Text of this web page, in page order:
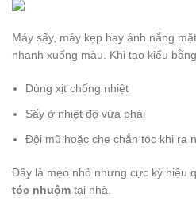
Máy sấy, máy kẹp hay ánh nắng
nhanh xuống màu. Khi tạo kiểu
Dùng xịt chống nhiệt
Sấy ở nhiệt độ vừa phải
Đội mũ hoặc che chắn tóc khi ra
Đây là mẹo nhỏ nhưng cực kỳ hiệu
tóc nhuộm tại nhà.